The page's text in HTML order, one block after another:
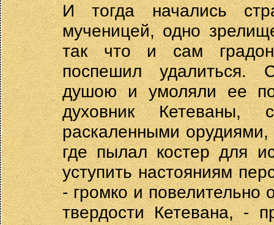
И тогда начались
мученицей, одно
так что и сам
поспешил удалиться.
душою и умоляли ее
духовник Кетеваны,
раскаленными
где пылал костер для
уступить настояниям
- громко и повелительно
твердости Кетевана, -